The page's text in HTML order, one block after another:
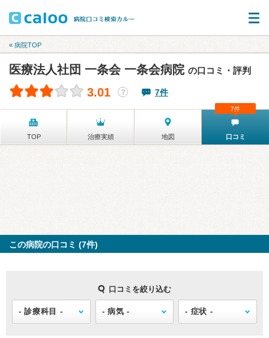
« 病院TOP
医療法人社団 一条会 一条会病院 の口コミ・評判
3.01 ？ 7件
TOP 治療実績 地図 口コミ
7件
この病院の口コミ (7件)
口コミを絞り込む